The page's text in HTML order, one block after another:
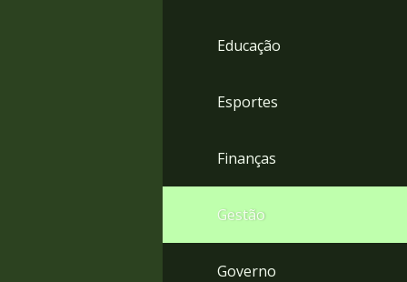
Educação
Esportes
Finanças
Gestão
Governo